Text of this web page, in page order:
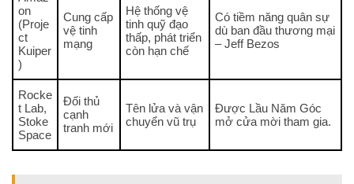
on
(Proje
ct
Kuiper
)
Cung cấp
vệ tinh
mạng
Hệ thống vệ
tinh quỹ đạo
thấp, phát triển
còn hạn chế
Có tiềm năng quân sự
dù ban đầu thương mại
– Jeff Bezos
Rocke
t Lab,
Stoke
Space
Đối thủ
cạnh
tranh mới
Tên lửa và vận
chuyển vũ trụ
Được Lầu Năm Góc
mở cửa mời tham gia.